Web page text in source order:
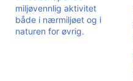
miljøvennlig aktivitet
både i nærmiljøet og i
naturen for øvrig.